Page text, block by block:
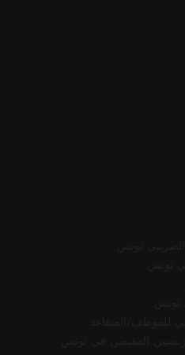
تونس
تونس
تونس
للموظف/المتقاعد
المقيمين في تونس